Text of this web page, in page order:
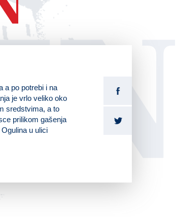
a po potrebi i na
je vrlo veliko oko
sredstvima, a to
prilikom gašenja
u ulici